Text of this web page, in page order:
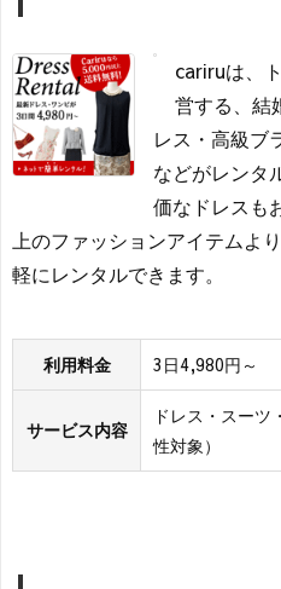
cariruは、
営する、結
レス・高級ブ
などがレンタ
価なドレスも
上のファッションアイテムよ
軽にレンタルできます。
利用料金 3日4,980円～
サービス内容
ドレス・スー
性対象）